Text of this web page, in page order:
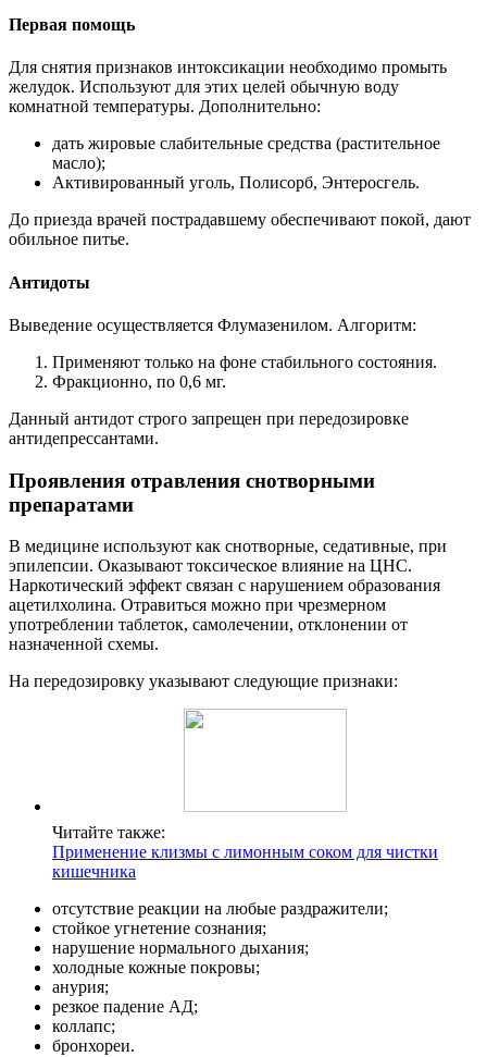
Первая помощь
Для снятия признаков интоксикации необходимо промыть
желудок. Используют для этих целей обычную воду
комнатной температуры. Дополнительно:
дать жировые слабительные средства (растительное
масло);
Активированный уголь, Полисорб, Энтеросгель.
До приезда врачей пострадавшему обеспечивают покой, дают
обильное питье.
Антидоты
Выведение осуществляется Флумазенилом. Алгоритм:
Применяют только на фоне стабильного состояния.
Фракционно, по 0,6 мг.
Данный антидот строго запрещен при передозировке
антидепрессантами.
Проявления отравления снотворными
препаратами
В медицине используют как снотворные, седативные, при
эпилепсии. Оказывают токсическое влияние на ЦНС.
Наркотический эффект связан с нарушением образования
ацетилхолина. Отравиться можно при чрезмерном
употреблении таблеток, самолечении, отклонении от
назначенной схемы.
На передозировку указывают следующие признаки:
Читайте также:
Применение клизмы с лимонным соком для чистки
кишечника
отсутствие реакции на любые раздражители;
стойкое угнетение сознания;
нарушение нормального дыхания;
холодные кожные покровы;
анурия;
резкое падение АД;
коллапс;
бронхореи.